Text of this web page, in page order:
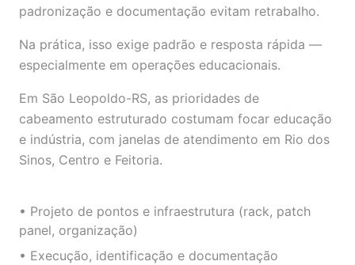
padronização e documentação evitam retrabalho.
Na prática, isso exige padrão e resposta rápida —
especialmente em operações educacionais.
Em São Leopoldo-RS, as prioridades de
cabeamento estruturado costumam focar educação
e indústria, com janelas de atendimento em Rio dos
Sinos, Centro e Feitoria.
• Projeto de pontos e infraestrutura (rack, patch
panel, organização)
• Execução, identificação e documentação